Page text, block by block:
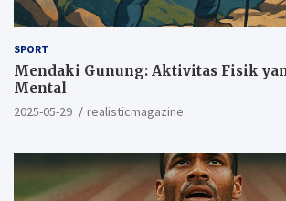
SPORT
Mendaki Gunung: Aktivitas Fisik
Mental
2025-05-29 realisticmagazine